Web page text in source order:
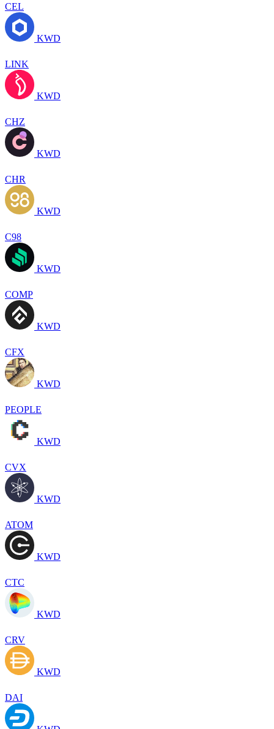
CEL
KWD
LINK
KWD
CHZ
KWD
CHR
KWD
C98
KWD
COMP
KWD
CFX
KWD
PEOPLE
KWD
CVX
KWD
ATOM
KWD
CTC
KWD
CRV
KWD
DAI